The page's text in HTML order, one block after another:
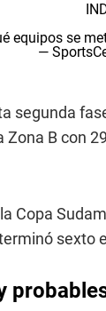
equipos se
—
segunda
B con
Copa
sexto